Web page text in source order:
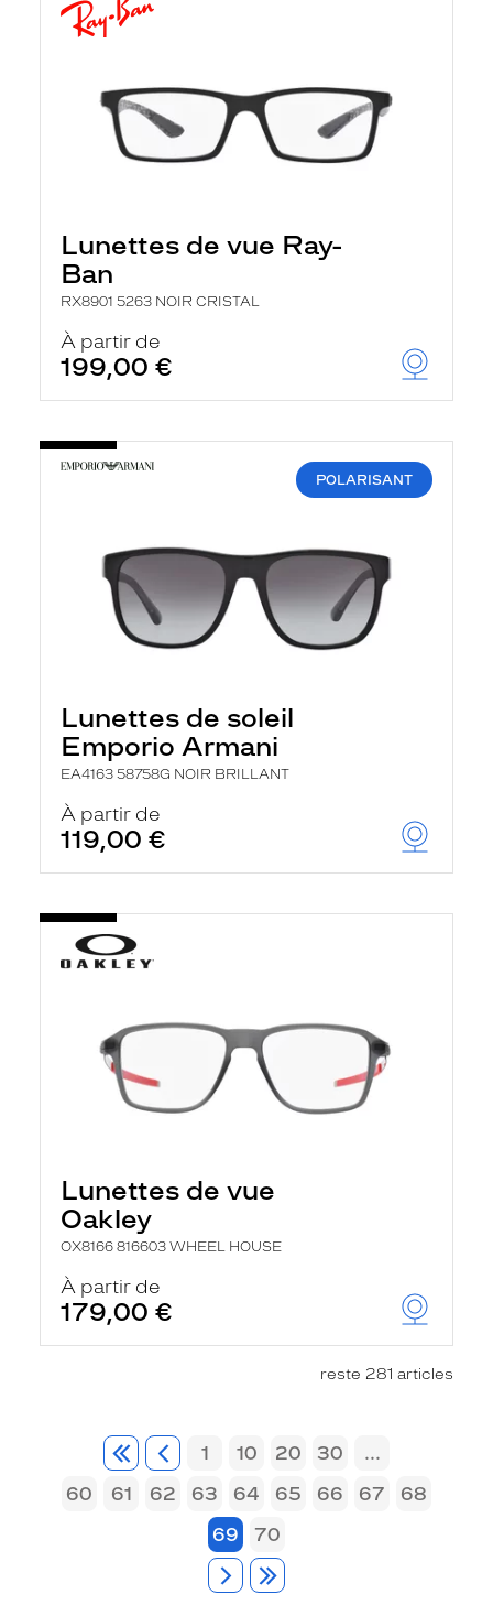
Lunettes de vue Ray-
Ban
RX8901 5263 NOIR CRISTAL
À partir de
199,00 €
POLARISANT
Lunettes de soleil
Emporio Armani
EA4163 58758G NOIR BRILLANT
À partir de
119,00 €
Lunettes de vue
Oakley
OX8166 816603 WHEEL HOUSE
À partir de
179,00 €
reste 281 articles
1 10 20 30
...
60
61 62 63 64 65 66 67
68
69
70